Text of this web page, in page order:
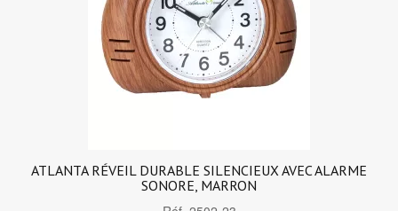
ATLANTA RÉVEIL DURABLE SILENCIEUX AVEC ALARME
SONORE, MARRON